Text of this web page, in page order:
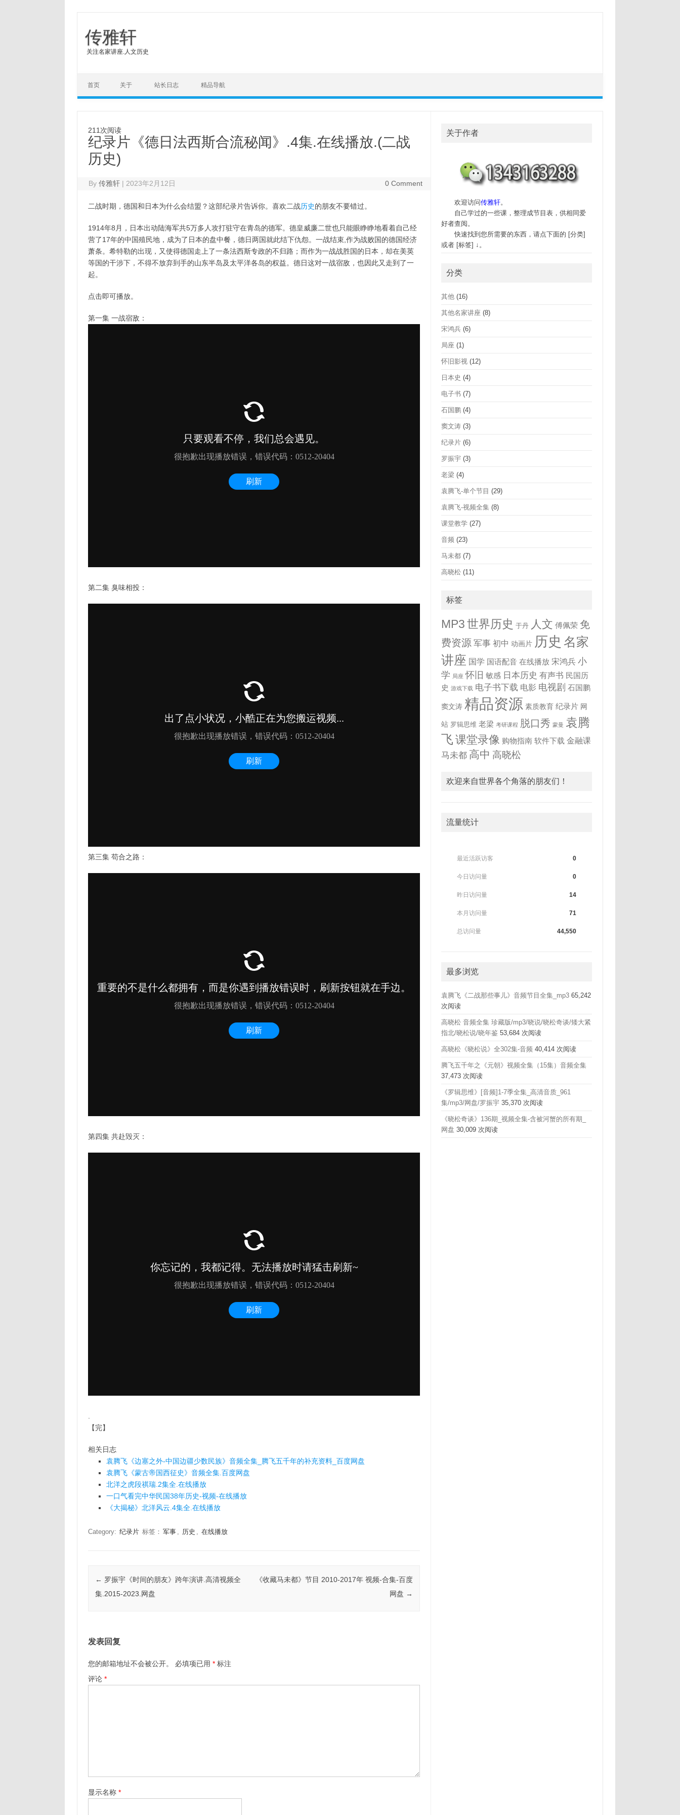
传雅轩
关注名家讲座.人文历史
首页 关于 站长日志 精品导航
211次阅读
纪录片《德日法西斯合流秘闻》.4集.在线播放.(二战
历史)
By传雅轩 | 2023年2月12日 0 Comment
二战时期，德国和日本为什么会结盟？这部纪录片告诉你。喜欢二战历史的朋友不要错过。
1914年8月，日本出动陆海军共5万多人攻打驻守在青岛的德军。德皇威廉二世也只能眼睁睁地看着自己经
营了17年的中国殖民地，成为了日本的盘中餐，德日两国就此结下仇怨。一战结束,作为战败国的德国经济
萧条。希特勒的出现，又使得德国走上了一条法西斯专政的不归路；而作为一战战胜国的日本，却在美英
等国的干涉下，不得不放弃到手的山东半岛及太平洋各岛的权益。德日这对一战宿敌，也因此又走到了一
起。
点击即可播放。
第一集 一战宿敌：
第二集 臭味相投：
第三集 苟合之路：
第四集 共赴毁灭：
【完】
相关日志
袁腾飞《边塞之外-中国边疆少数民族》音频全集_腾飞五千年的补充资料_百度网盘
袁腾飞《蒙古帝国西征史》音频全集.百度网盘
北洋之虎段祺瑞.2集全.在线播放
一口气看完中华民国38年历史-视频-在线播放
《大揭秘》北洋风云.4集全.在线播放
Category: 纪录片 标签： 军事 , 历史 , 在线播放
Post navigation
← 罗振宇《时间的朋友》跨年演讲.高清视频全
集.2015-2023.网盘
《收藏马未都》节目 2010-2017年 视频-合集-百度
网盘 →
发表回复
您的邮箱地址不会被公开。 必填项已用 *标注
评论 *
显示名称 *
关于作者
欢迎访问传雅轩。
自己学过的一些课，整理成节目表，供相同爱
好者查阅。
快速找到您所需要的东西，请点下面的 [分类]
或者 [标签] ↓。
分类
其他 (16)
其他名家讲座 (8)
宋鸿兵 (6)
局座 (1)
怀旧影视 (12)
日本史 (4)
电子书 (7)
石国鹏 (4)
窦文涛 (3)
纪录片 (6)
罗振宇 (3)
老梁 (4)
袁腾飞-单个节目 (29)
袁腾飞-视频全集 (8)
课堂教学 (27)
音频 (23)
马未都 (7)
高晓松 (11)
标签
MP3 世界历史 于丹 人文 傅佩荣 免
费资源 军事 初中 动画片 历史 名家
讲座 国学 国语配音 在线播放 宋鸿兵 小
学 局座 怀旧 敏感 日本历史 有声书 民国历
史 游戏下载 电子书下载 电影 电视剧 石国鹏
窦文涛 精品资源 素质教育 纪录片 网
站 罗辑思维 老梁 考研课程 脱口秀 蒙曼 袁腾
飞 课堂录像 购物指南 软件下载 金融课
马未都 高中 高晓松
欢迎来自世界各个角落的朋友们！
流量统计
0
最近活跃访客
0
今日访问量
14
昨日访问量
71
本月访问量
44,550
总访问量
最多浏览
袁腾飞《二战那些事儿》音频节目全集_mp3 65,242
次阅读
高晓松 音频全集 珍藏版/mp3/晓说/晓松奇谈/矮大紧
指北/晓松说/晓年鉴 53,684 次阅读
高晓松《晓松说》全302集-音频 40,414 次阅读
腾飞五千年之《元朝》视频全集（15集）音频全集
37,473 次阅读
《罗辑思维》[音频]1-7季全集_高清音质_961
集/mp3/网盘/罗振宇 35,370 次阅读
《晓松奇谈》136期_视频全集-含被河蟹的所有期_
网盘 30,009 次阅读